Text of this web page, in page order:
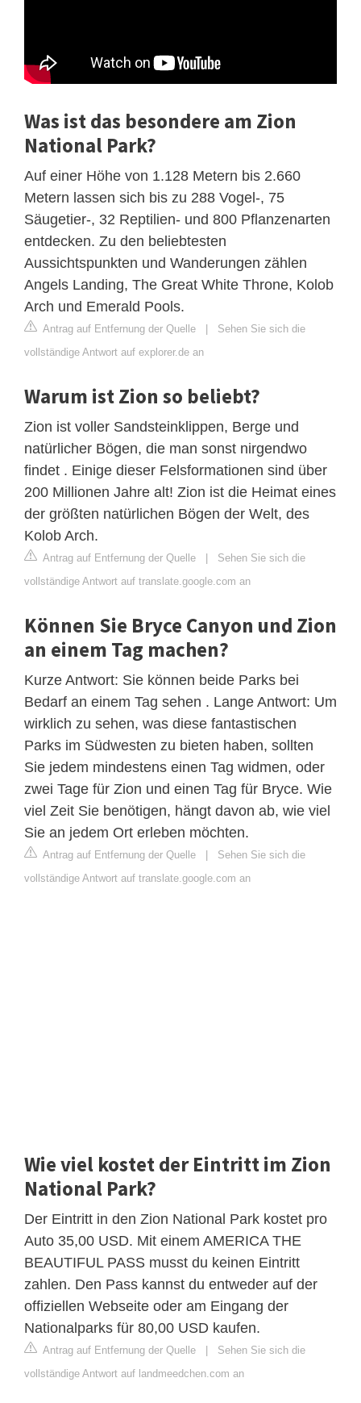
Was ist das besondere am Zion
National Park?
Auf einer Höhe von 1.128 Metern bis 2.660
Metern lassen sich bis zu 288 Vogel-, 75
Säugetier-, 32 Reptilien- und 800 Pflanzenarten
entdecken. Zu den beliebtesten
Aussichtspunkten und Wanderungen zählen
Angels Landing, The Great White Throne, Kolob
Arch und Emerald Pools.
Antrag auf Entfernung der Quelle | Sehen Sie sich die
vollständige Antwort auf explorer.de an
Warum ist Zion so beliebt?
Zion ist voller Sandsteinklippen, Berge und
natürlicher Bögen, die man sonst nirgendwo
findet . Einige dieser Felsformationen sind über
200 Millionen Jahre alt! Zion ist die Heimat eines
der größten natürlichen Bögen der Welt, des
Kolob Arch.
Antrag auf Entfernung der Quelle | Sehen Sie sich die
vollständige Antwort auf translate.google.com an
Können Sie Bryce Canyon und Zion
an einem Tag machen?
Kurze Antwort: Sie können beide Parks bei
Bedarf an einem Tag sehen . Lange Antwort: Um
wirklich zu sehen, was diese fantastischen
Parks im Südwesten zu bieten haben, sollten
Sie jedem mindestens einen Tag widmen, oder
zwei Tage für Zion und einen Tag für Bryce. Wie
viel Zeit Sie benötigen, hängt davon ab, wie viel
Sie an jedem Ort erleben möchten.
Antrag auf Entfernung der Quelle | Sehen Sie sich die
vollständige Antwort auf translate.google.com an
Wie viel kostet der Eintritt im Zion
National Park?
Der Eintritt in den Zion National Park kostet pro
Auto 35,00 USD. Mit einem AMERICA THE
BEAUTIFUL PASS musst du keinen Eintritt
zahlen. Den Pass kannst du entweder auf der
offiziellen Webseite oder am Eingang der
Nationalparks für 80,00 USD kaufen.
Antrag auf Entfernung der Quelle | Sehen Sie sich die
vollständige Antwort auf landmeedchen.com an